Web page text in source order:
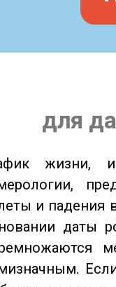
для
жизни,
и падения
даты